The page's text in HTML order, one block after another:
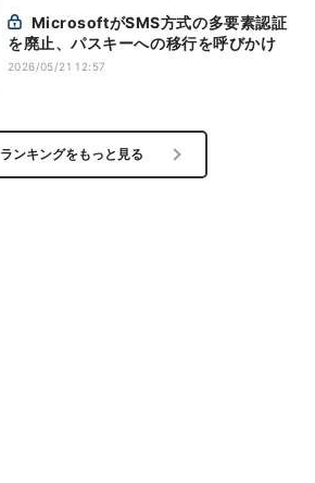
を廃止、パスキーへの移行を呼びかけ
2026/05/21 12:57
ランキングをもっと見る